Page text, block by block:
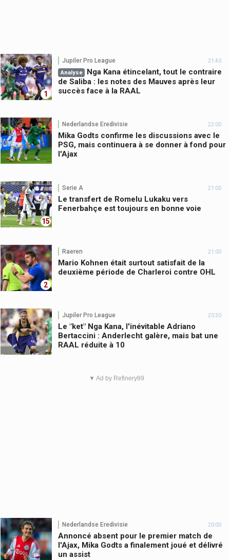
1
Jupiler Pro League 21:40
Analyse
Nga Kana étincelant, tout le contraire
de Saliba : les notes des Mauves après leur
succès face à la RAAL
Nederlandse Eredivisie 22:00
Mika Godts confirme les discussions avec le
PSG, mais continuera à se donner à fond pour
l'Ajax
15
Serie A 21:00
Le transfert de Romelu Lukaku vers
Fenerbahçe est toujours en bonne voie
2
Raeren 21:00
Mario Kohnen était surtout satisfait de la
deuxième période de Charleroi contre OHL
Jupiler Pro League 20:30
Le "ket" Nga Kana, l'inévitable Adriano
Bertaccini : Anderlecht galère, mais bat une
RAAL réduite à 10
▼ Ad by Refinery89
Nederlandse Eredivisie 20:00
Annoncé absent pour le premier match de
l'Ajax, Mika Godts a finalement joué et délivré
un assist